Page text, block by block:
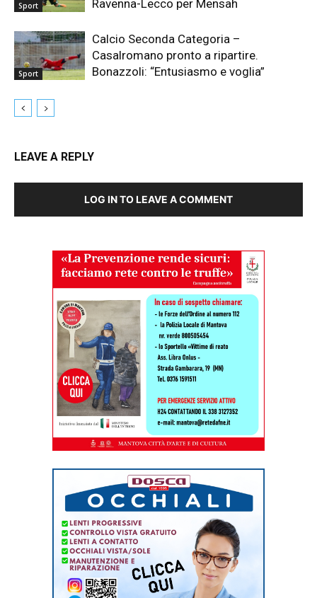
Sport Ravenna-Lecco per Mensah
Sport
Calcio Seconda Categoria –
Casalromano pronto a ripartire.
Bonazzoli: “Entusiasmo e voglia”
LEAVE A REPLY
LOG IN TO LEAVE A COMMENT